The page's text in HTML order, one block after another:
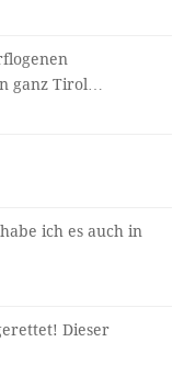
ganz Tirol…
ich es auch in
Dieser